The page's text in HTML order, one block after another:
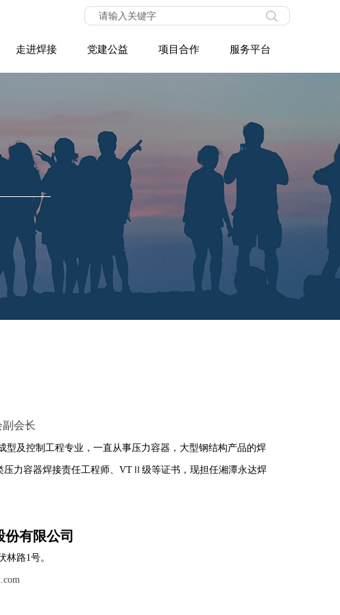
走进焊接 党建公益 项目合作 服务平台
会长
型及控制工程专业，一直从事压力容器，大型钢结构产品的焊
压力容器焊接责任工程师、VTⅡ级等证书，现担任湘潭永达焊
有限公司
林路1号。